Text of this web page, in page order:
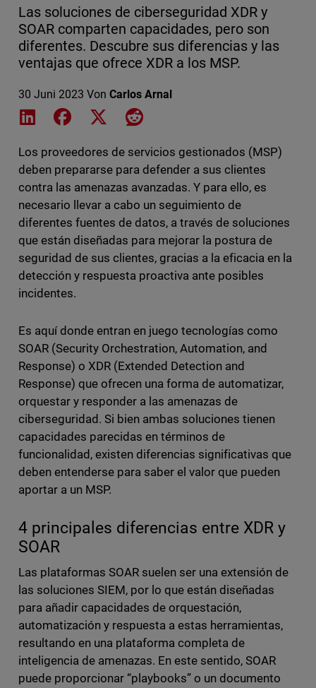
Las soluciones de ciberseguridad XDR y
SOAR comparten capacidades, pero son
diferentes. Descubre sus diferencias y las
ventajas que ofrece XDR a los MSP.
30 Juni 2023 Von Carlos Arnal
Share on LinkedIn
Share on Facebook
Share on XShare on Reddit
Los proveedores de servicios gestionados (MSP)
deben prepararse para defender a sus clientes
contra las amenazas avanzadas. Y para ello, es
necesario llevar a cabo un seguimiento de
diferentes fuentes de datos, a través de soluciones
que están diseñadas para mejorar la postura de
seguridad de sus clientes, gracias a la eficacia en la
detección y respuesta proactiva ante posibles
incidentes.
Es aquí donde entran en juego tecnologías como
SOAR (Security Orchestration, Automation, and
Response) o XDR (Extended Detection and
Response) que ofrecen una forma de automatizar,
orquestar y responder a las amenazas de
ciberseguridad. Si bien ambas soluciones tienen
capacidades parecidas en términos de
funcionalidad, existen diferencias significativas que
deben entenderse para saber el valor que pueden
aportar a un MSP.
4 principales diferencias entre XDR y
SOAR
Las plataformas SOAR suelen ser una extensión de
las soluciones SIEM, por lo que están diseñadas
para añadir capacidades de orquestación,
automatización y respuesta a estas herramientas,
resultando en una plataforma completa de
inteligencia de amenazas. En este sentido, SOAR
puede proporcionar “playbooks” o un documento